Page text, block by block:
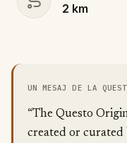
2 km
UN MESAJ DE LA
“The Questo
created or curated